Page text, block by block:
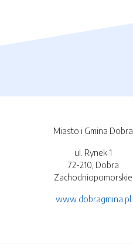
Miasto i Gmina Dobra
ul. Rynek 1
72-210, Dobra
Zachodniopomorskie
www.dobragmina.pl